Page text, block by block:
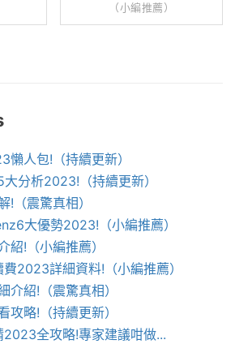
（小編推薦）
人包!（持續更新）
分析2023!（持續更新）
（震驚真相）
大優勢2023!（小編推薦）
!（小編推薦）
2023詳細資料!（小編推薦）
紹!（震驚真相）
略!（持續更新）
2023全攻略!專家建議咁做...